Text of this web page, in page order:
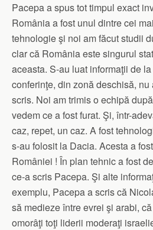
Pacepa a spus tot timpul exact
România a fost unul dintre cei
tehnologie şi noi am făcut studii
clar că România este singurul
aceasta. S-au luat informaţii de
conferinţe, din zonă deschisă,
scris. Noi am trimis o echipă
vedem ce a fost furat. Şi, într-
caz, repet, un caz. A fost
s-au folosit la Dacia. Acesta a
României ! În plan tehnic a fost
ce-a scris Pacepa. Şi alte
exemplu, Pacepa a scris că
să medieze între evrei şi arabi,
omorâţi toţi liderii moderaţi